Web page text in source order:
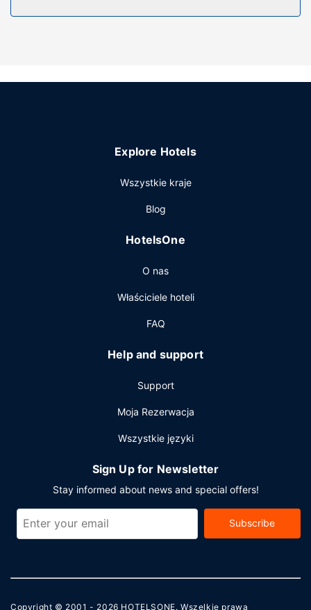
również takie udogodnienia, jak bezpłatny
W obiekcie Betula Lake Resort apetyt gości zaspokoi
Udogodnienia na miejscu to bezpłatne parkowanie
Explore Hotels
Wszystkie kraje
Blog
HotelsOne
O nas
Właściciele hoteli
FAQ
Help and support
Support
Moja Rezerwacja
Wszystkie języki
Sign Up for Newsletter
Stay informed about news and special offers!
Subscribe
Copyright © 2001 - 2026 HOTELSONE. Wszelkie prawa